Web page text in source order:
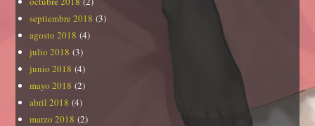
septiembre 2018 (3)
agosto 2018 (4)
julio 2018 (3)
junio 2018 (4)
mayo 2018 (2)
abril 2018 (4)
marzo 2018 (2)